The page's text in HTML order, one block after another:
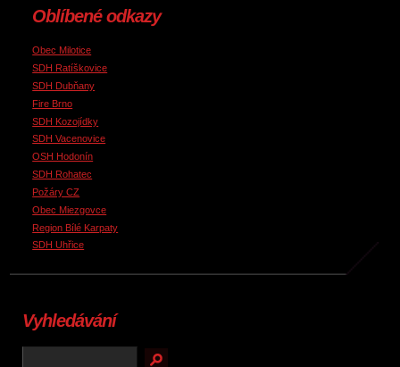
Oblíbené odkazy
Obec Milotice
SDH Ratíškovice
SDH Dubňany
Fire Brno
SDH Kozojídky
SDH Vacenovice
OSH Hodonín
SDH Rohatec
Požáry CZ
Obec Miezgovce
Region Bílé Karpaty
SDH Uhřice
Vyhledávání